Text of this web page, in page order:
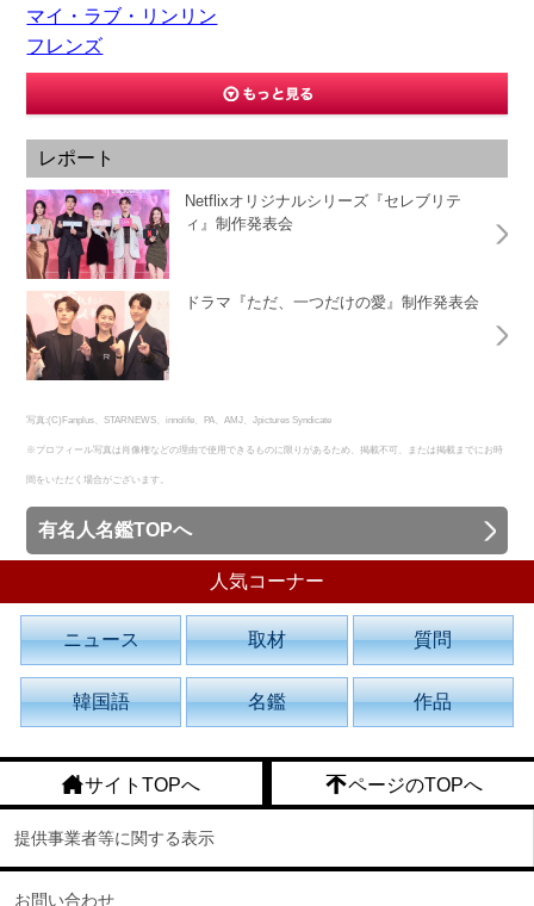
マイ・ラブ・リンリン
フレンズ
レポート
Netflixオリジナルシリーズ『セレブリテ
ィ』制作発表会
ドラマ『ただ、一つだけの愛』制作発表会
写真:(C)Fanplus、STARNEWS、innolife、PA、AMJ、Jpictures Syndicate
※プロフィール写真は肖像権などの理由で使用できるものに限りがあるため、掲載不可、または掲載までにお時
間をいただく場合がございます。
有名人名鑑TOPへ
人気コーナー
ニュース 取材 質問
韓国語 名鑑 作品
サイトTOPへ ページのTOPへ
提供事業者等に関する表示
お問い合わせ